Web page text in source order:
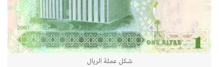
شكل عملة الريال